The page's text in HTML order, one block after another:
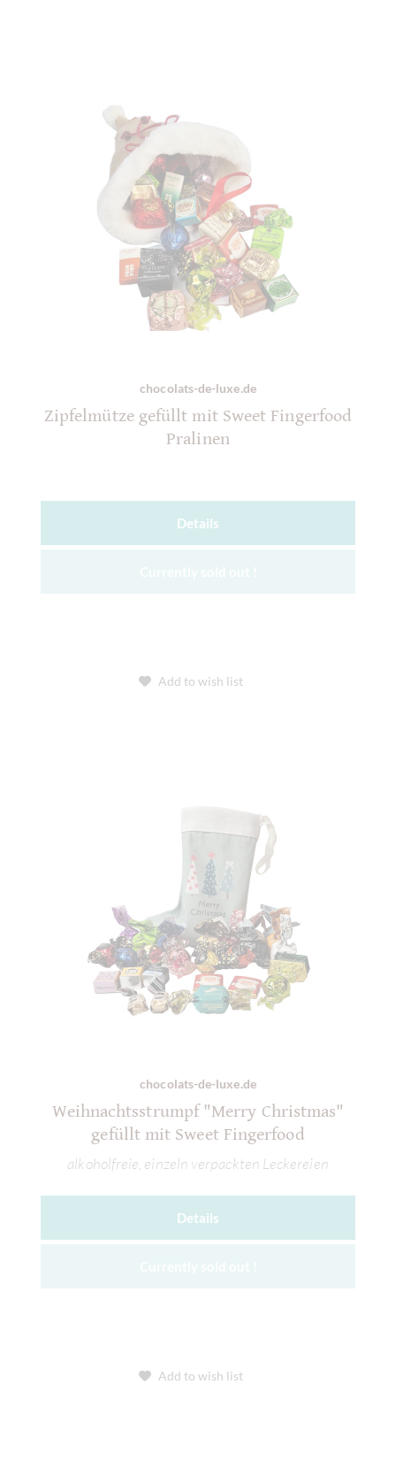
chocolats-de-luxe.de
Zipfelmütze gefüllt mit Sweet Fingerfood
Pralinen
Details
Add to wish list
chocolats-de-luxe.de
Weihnachtsstrumpf "Merry Christmas"
gefüllt mit Sweet Fingerfood
alkoholfreie, einzeln verpackten Leckereien
Details
Add to wish list